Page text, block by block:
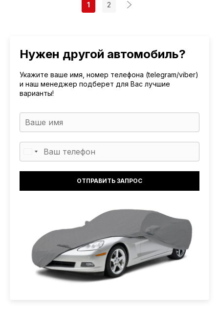
1 2
Нужен другой автомобиль?
Укажите ваше имя, номер телефона (telegram/viber)
и наш менеджер подберет для Вас лучшие
варианты!